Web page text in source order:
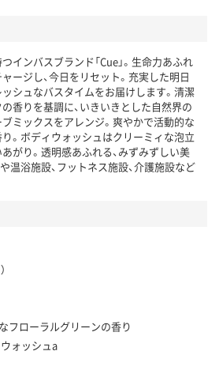
インバスブランド「Cue」。生命力あふれ
ージし、今日をリセット。充実した明日
シュなバスタイムをお届けします。清潔
香りを基調に、いきいきとした自然界の
ミックスをアレンジ。爽やかで活動的な
。ボディウォッシュはクリーミィな泡立
がり。透明感あふれる、みずみずしい美
温浴施設、フットネス施設、介護施設など
フローラルグリーンの香り
ォッシュa